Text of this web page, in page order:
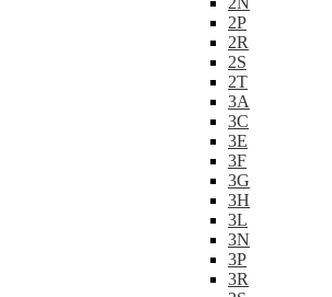
2P
2R
2S
2T
3A
3C
3E
3F
3G
3H
3L
3N
3P
3R